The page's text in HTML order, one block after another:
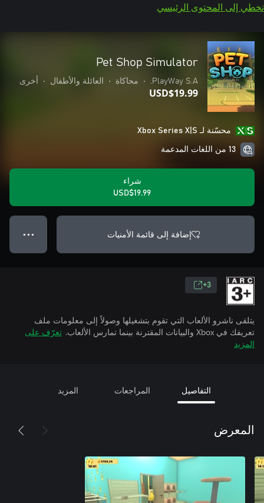
تخطي إلى المحتوى الرئيسي
Pet Shop Simulator
PlayWay S.A.
• محاكاة • العائلة والأطفال • أخرى
USD$19.99
محسّنة لـ Xbox Series X|S
13 من اللغات المدعمة
شراء
USD$19.99
إضافة إلى قائمة الأمنيات ● ● ●
3+
يتلقى ناشرو الألعاب التي تقوم بتشغيلها وصولاً إلى معلومات ملف
تعريفك في Xbox والبيانات المقترنة بينما تمارس الألعاب.
تعرّف على
المزيد
التفاصيل المراجعات المزيد
المعرض